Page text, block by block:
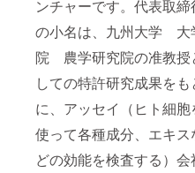
ンチャーです。代表取締
の小名は、九州大学 大
院 農学研究院の准教授
しての特許研究成果をも
に、アッセイ（ヒト細胞
使って各種成分、エキス
どの効能を検査する）会